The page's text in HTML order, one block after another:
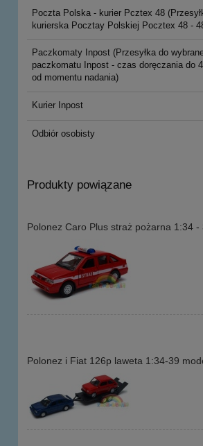
Poczta Polska - kurier Pcztex 48
kurierska Pocztay Polskiej Pocztex 48 -
Paczkomaty Inpost(Przesyłka do
paczkomatu Inpost - czas doręczania do
od momentu nadania)
Kurier Inpost
Odbiór osobisty
Produkty powiązane
Polonez Caro Plus straż pożarna 1:34 -
Polonez i Fiat 126p laweta 1:34-39